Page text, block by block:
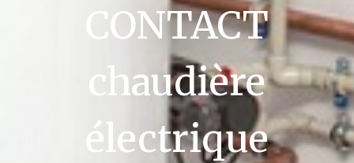
CONTACT
chaudière
électrique